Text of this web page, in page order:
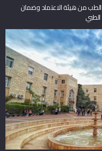
من هيئة الاعتماد وضمان
الطبي